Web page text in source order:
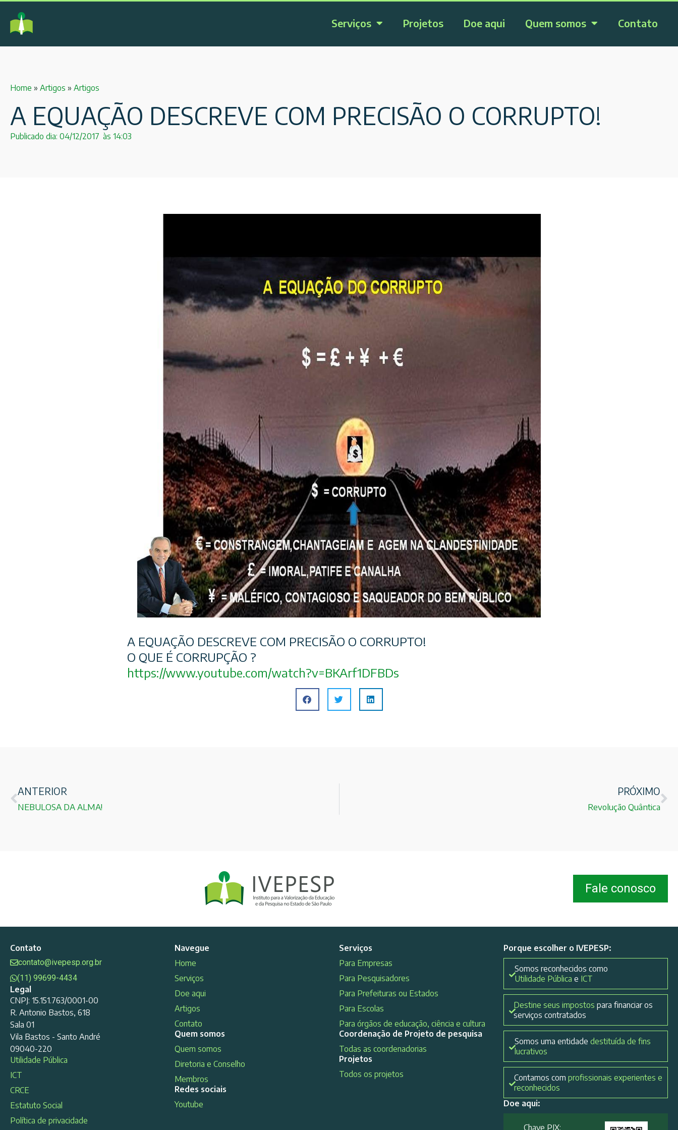
Serviços Projetos Doe aqui Quem somos Contato
Home » Artigos » Artigos
A EQUAÇÃO DESCREVE COM PRECISÃO O CORRUPTO!
Publicado dia: 04/12/2017 às 14:03
A EQUAÇÃO DESCREVE COM PRECISÃO O CORRUPTO!
O QUE É CORRUPÇÃO ?
https://www.youtube.com/watch?v=BKArf1DFBDs
ANTERIOR
NEBULOSA DA ALMA!
PRÓXIMO
Revolução Quântica
Fale conosco
Contato
contato@ivepesp.org.br
(11) 99699-4434
Legal
CNPJ: 15.151.763/0001-00
R. Antonio Bastos, 618
Sala 01
Vila Bastos - Santo André
09040-220
Utilidade Pública
ICT
CRCE
Estatuto Social
Política de privacidade
Navegue
Home
Serviços
Doe aqui
Artigos
Contato
Quem somos
Quem somos
Diretoria e Conselho
Membros
Redes sociais
Youtube
Serviços
Para Empresas
Para Pesquisadores
Para Prefeituras ou Estados
Para Escolas
Para órgãos de educação, ciência e cultura
Coordenação de Projeto de pesquisa
Todas as coordenadorias
Projetos
Todos os projetos
Porque escolher o IVEPESP:
Somos reconhecidos como
Utilidade Pública e ICT
Destine seus impostos para financiar os
serviços contratados
Somos uma entidadedestituída de fins
lucrativos
Contamos com profissionais experientes e
reconhecidos
Doe aqui:
Chave PIX: